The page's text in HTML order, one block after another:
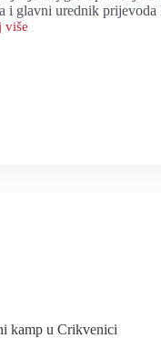
i glavni urednik
više
kamp u Crikvenici